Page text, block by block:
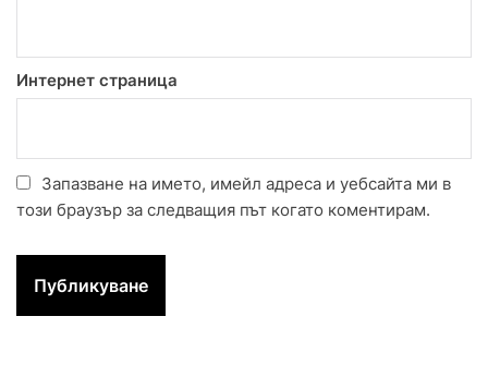
Интернет страница
Запазване на името, имейл адреса и уебсайта ми в
този браузър за следващия път когато коментирам.